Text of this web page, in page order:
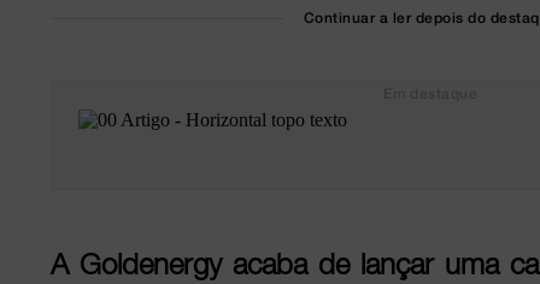
Continuar a ler depois do
A Goldenergy acaba de lançar uma